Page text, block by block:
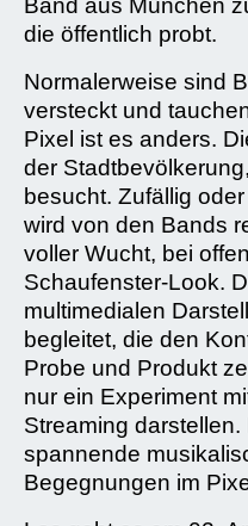
Band aus München
die öffentlich probt.
Normalerweise sind
versteckt und
Pixel ist es anders.
der
besucht. Zufällig
wird von den Bands
voller Wucht, bei
Schaufenster-Look.
multimedialen
begleitet, die den
Probe und Produkt
nur ein Experiment
Streaming
spannende
Begegnungen im